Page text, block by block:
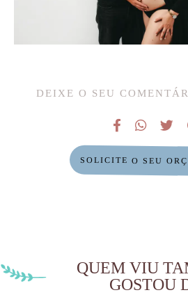
DEIXE O SEU
SOLICITE O SEU
QUEM VIU
GOSTOU